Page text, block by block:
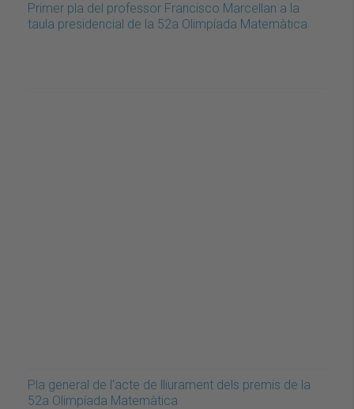
Primer pla del professor Francisco Marcellan a la
taula presidencial de la 52a Olimpíada Matemàtica
Pla general de l'acte de lliurament dels premis de la
52a Olimpíada Matemàtica